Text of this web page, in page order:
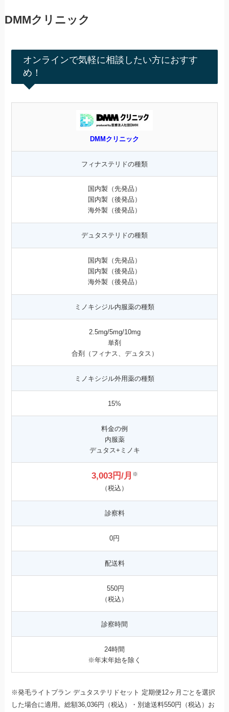
DMMクリニック
オンラインで気軽に相談したい方におすす
め！
DMMクリニック
フィナステリドの種類
国内製（先発品）
国内製（後発品）
海外製（後発品）
デュタステリドの種類
国内製（先発品）
国内製（後発品）
海外製（後発品）
ミノキシジル内服薬の種類
2.5mg/5mg/10mg
単剤
合剤（フィナス、デュタス）
ミノキシジル外用薬の種類
15%
料金の例
内服薬
デュタス+ミノキ
3,003円/月 ※
（税込）
診察料
0円
配送料
550円
（税込）
診察時間
24時間
※年末年始を除く
※発毛ライトプラン デュタステリドセット 定期便12ヶ月ごとを選択
した場合に適用。総額36,036円（税込）・別途送料550円（税込）お